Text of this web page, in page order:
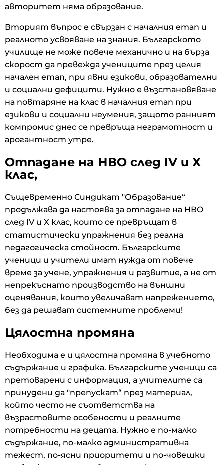
авторитет няма образование.
Вторият въпрос е свързан с началния етап и
реалното усвояване на знания. Българското
училище не може повече механично и на бърза
скорост да превежда учениците през целия
начален етап, при явни езикови, образователни
и социални дефицити. Нужно е възстановяване
на повтаряне на клас в началния етап при
езикови и социални неумения, защото ранният
компромис днес се превръща неграмотност и
арогантност утре.
Отпадане на НВО след IV и X
клас,
Същевременно Синдикат "Образование“
продължава да настоява за отпадане на НВО
след IV и X клас, които се превръщат в
статистически упражнения без реална
педагогическа стойност. Българските
ученици и учители имат нужда от повече
време за учене, упражнения и развитие, а не от
непрекъснато производство на външни
оценявания, които увеличават напрежението,
без да решават системните проблеми!
Цялостна промяна
Необходима е и цялостна промяна в учебното
съдържание и графика. Българските ученици са
претоварени с информация, а учителите са
принудени да "препускат“ през материал,
който често не съответства на
възрастовите особености и реалните
потребности на децата. Нужно е по-малко
съдържание, по-малко административна
тежест, по-ясни приоритети и по-човешки